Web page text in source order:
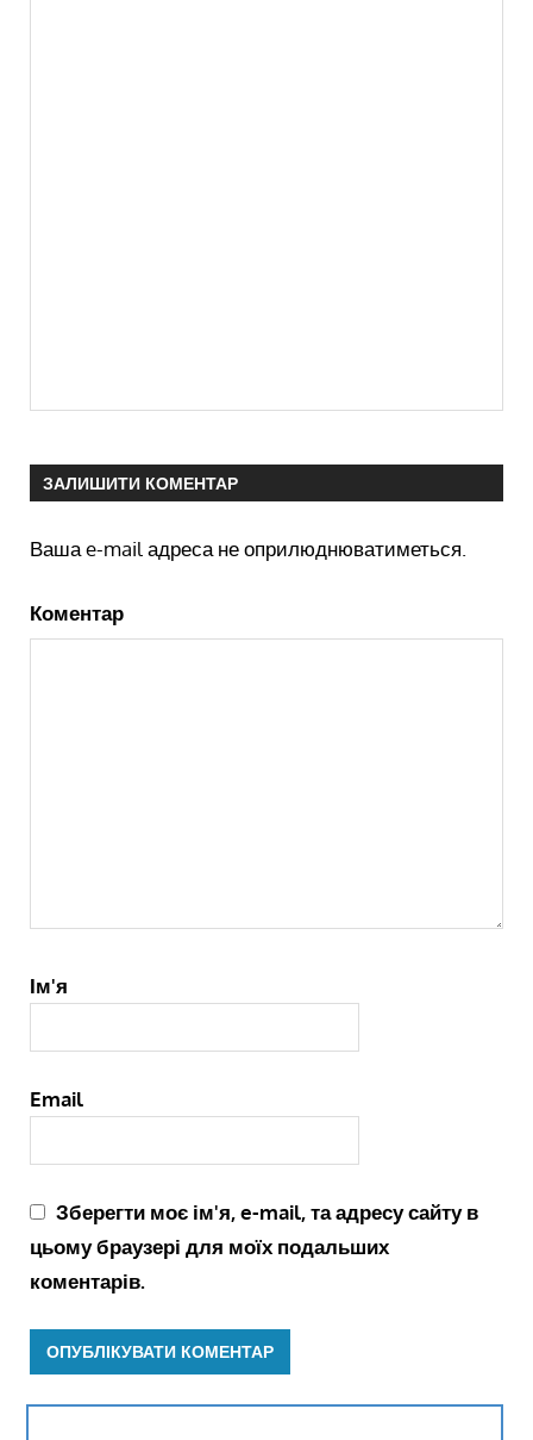
ЗАЛИШИТИ КОМЕНТАР
Ваша e-mail адреса не оприлюднюватиметься.
Коментар
Ім'я
Email
Зберегти моє ім'я, e-mail, та адресу сайту в
цьому браузері для моїх подальших
коментарів.